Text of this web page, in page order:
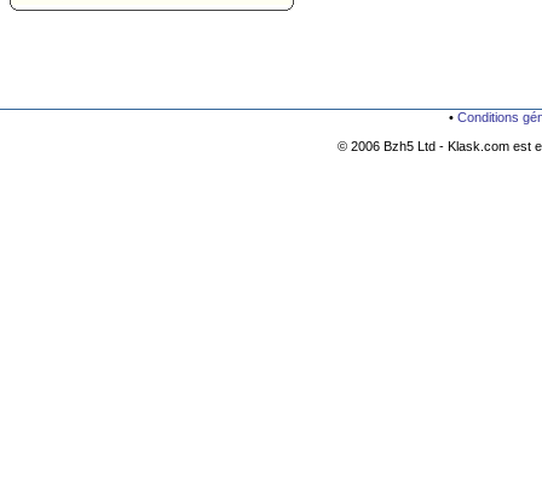
• Conditions
© 2006 Bzh5 Ltd - Klask.com est